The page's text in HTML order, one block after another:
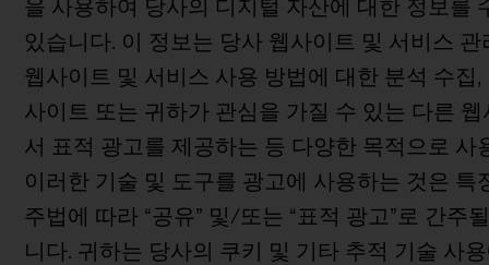
을 사용하여 당사의 디지털 자산에 대한 정보를
있습니다. 이 정보는 당사 웹사이트 및 서비스 관
웹사이트 및 서비스 사용 방법에 대한 분석 수집,
사이트 또는 귀하가 관심을 가질 수 있는 다른
서 표적 광고를 제공하는 등 다양한 목적으로 사
이러한 기술 및 도구를 광고에 사용하는 것은 특
주법에 따라 “공유” 및/또는 “표적 광고”로 간주
니다. 귀하는 당사의 쿠키 및 기타 추적 기술 사